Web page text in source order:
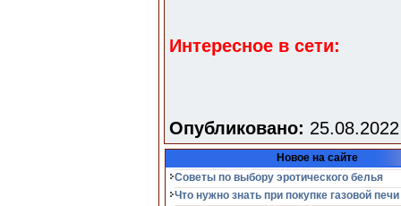
Интересное в сети:
Опубликовано:
Новое на сайте
Советы по выбору эротического белья
Что нужно знать при покупке газовой печи